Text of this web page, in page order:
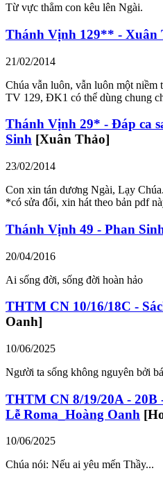
Từ vực thẳm con kêu lên Ngài.
Thánh Vịnh 129** - Xuân
21/02/2014
Chúa vẫn luôn, vẫn luôn một
TV 129, ĐK1 có thể dùng chung
Thánh Vịnh 29* - Đáp ca
Sinh [Xuân Thảo]
23/02/2014
Con xin tán dương Ngài, Lạy Chúa.
*có sửa đổi, xin hát theo bản pdf
Thánh Vịnh 49 - Phan
20/04/2016
Ai sống đời, sống đời hoàn hảo
THTM CN 10/16/18C -
Oanh]
10/06/2025
Người ta sống không nguyên bởi
THTM CN 8/19/20A - 20B
Lễ Roma_Hoàng Oanh
10/06/2025
Chúa nói: Nếu ai yêu mến Thầy...